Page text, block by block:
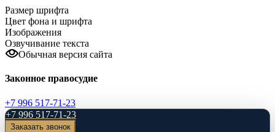
Размер шрифта
Цвет фона и шрифта
Изображения
Озвучивание текста
Обычная версия сайта
Законное правосудие
+7 996 517-71-23
+7 996 517-71-23
Заказать звонок